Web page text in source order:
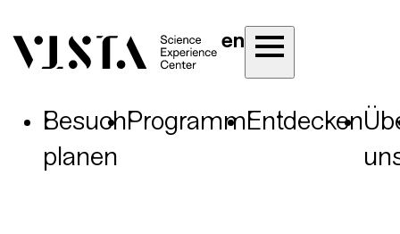
en
Besuch
planen
ProgrammEntdecken